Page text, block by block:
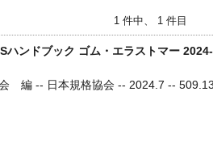
1 件中、 1 件目
ハンドブック ゴム・エラストマー
編 -- 日本規格協会 -- 2024.7 --